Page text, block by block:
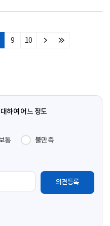
9 10
다
마
하여 어느 정도
통
불만족